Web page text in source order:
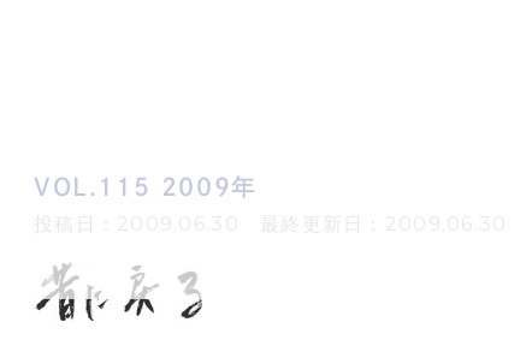
よくある質問・用語集
IRメール登録
VOL.115 2009年
投稿日：2009.06.30 最終更新日：2009.06.30